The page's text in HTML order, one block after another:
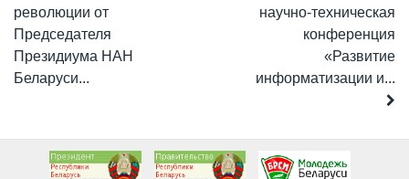
революции от
Председателя
Президиума НАН
Беларуси...
научно-техническая
конференция
«Развитие
информатизации и...